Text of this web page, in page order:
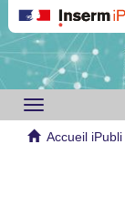
Toggle
navigation
Accueil iPubli